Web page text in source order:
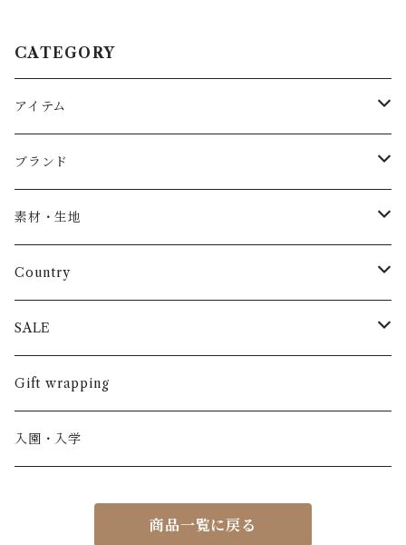
CATEGORY
アイテム
Baby
トップス
長袖
半袖
パンツ
長ズボン
半ズボン
スカート
ワンピース
カーディガン / 羽織もの
ブランド
AS WE GROW
ARCH&LINE
BABE & TESS
BOBOCHOSES
BONHEUR DU JOUR
素材・生地
コットン 100%
リネン( 麻 )
ウール
アルパカ
Country
France / フランス
Italy / イタリア
NY / ニューヨーク
SALE
男の子
女の子
Gift wrapping
入園・入学
商品一覧に戻る